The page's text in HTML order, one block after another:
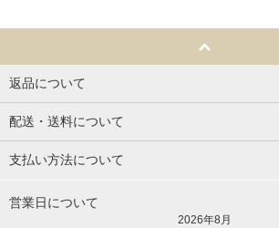
返品について
配送・送料について
支払い方法について
営業日について
2026年8月